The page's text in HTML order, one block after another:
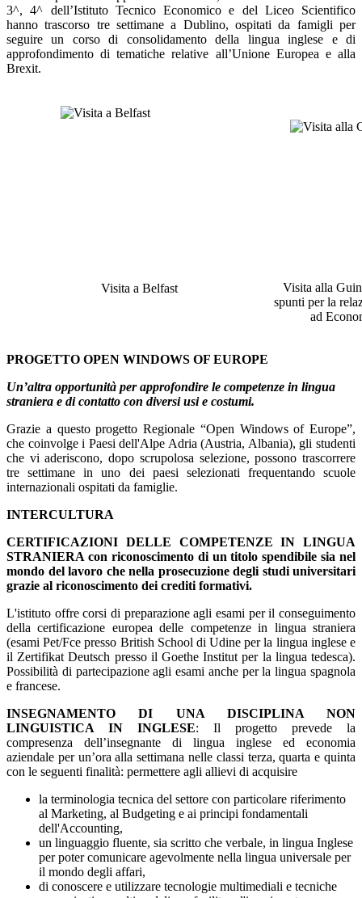
3^, 4^ dell’Istituto Tecnico Economico e del Liceo Scientifico
hanno trascorso tre settimane a Dublino, ospitati da famigli per
seguire un corso di consolidamento della lingua inglese e di
approfondimento di tematiche relative all’Unione Europea e alla
Brexit.
Visita a Belfast
Visita alla
spunti per la
ad
PROGETTO OPEN WINDOWS OF EUROPE
Un’altra opportunità per approfondire le competenze in lingua
straniera e di contatto con diversi usi e costumi.
Grazie a questo progetto Regionale “Open Windows of Europe”,
che coinvolge i Paesi dell'Alpe Adria (Austria, Albania), gli studenti
che vi aderiscono, dopo scrupolosa selezione, possono trascorrere
tre settimane in uno dei paesi selezionati frequentando scuole
internazionali ospitati da famiglie.
INTERCULTURA
CERTIFICAZIONI DELLE COMPETENZE IN LINGUA
STRANIERA con riconoscimento di un titolo spendibile sia nel
mondo del lavoro che nella prosecuzione degli studi universitari
grazie al riconoscimento dei crediti formativi.
L'istituto offre corsi di preparazione agli esami per il conseguimento
della certificazione europea delle competenze in lingua straniera
(esami Pet/Fce presso British School di Udine per la lingua inglese e
il Zertifikat Deutsch presso il Goethe Institut per la lingua tedesca).
Possibilità di partecipazione agli esami anche per la lingua spagnola
e francese.
INSEGNAMENTO DI UNA DISCIPLINA NON
LINGUISTICA IN INGLESE: Il progetto prevede la
compresenza dell’insegnante di lingua inglese ed economia
aziendale per un’ora alla settimana nelle classi terza, quarta e quinta
con le seguenti finalità: permettere agli allievi di acquisire
la terminologia tecnica del settore con particolare riferimento
al Marketing, al Budgeting e ai principi fondamentali
dell'Accounting,
un linguaggio fluente, sia scritto che verbale, in lingua Inglese
per poter comunicare agevolmente nella lingua universale per
il mondo degli affari,
di conoscere e utilizzare tecnologie multimediali e tecniche